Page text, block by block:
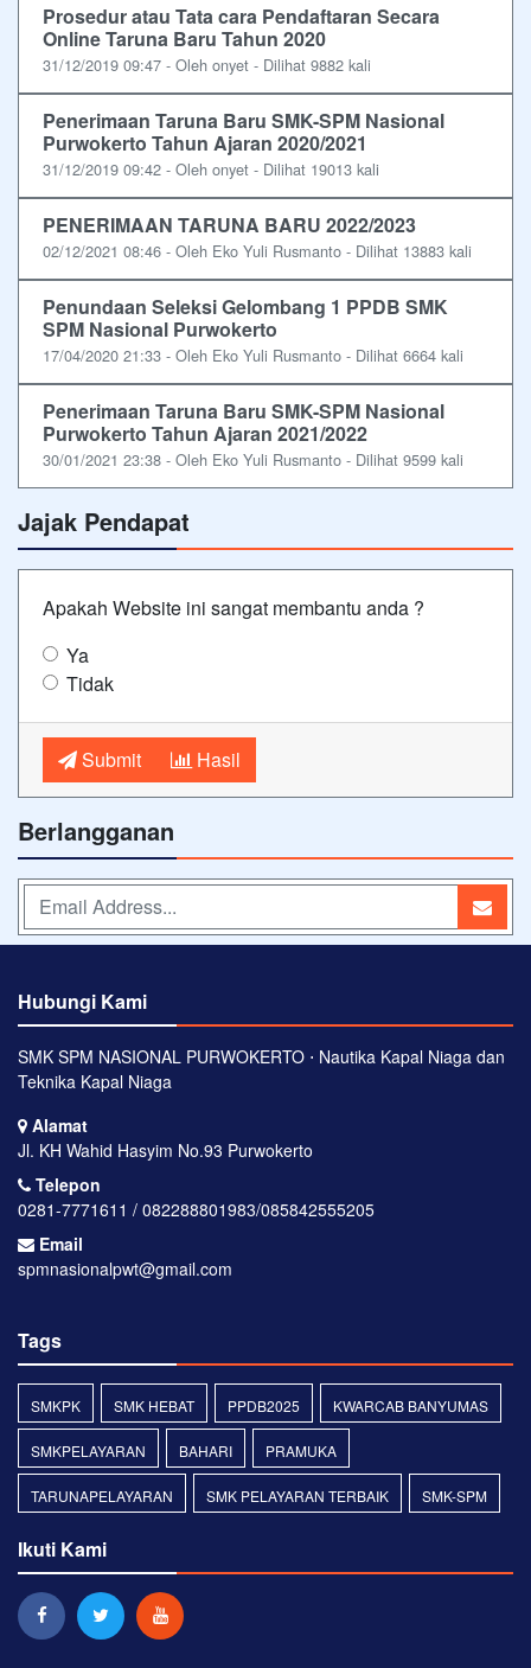
Prosedur atau Tata cara Pendaftaran Secara
Online Taruna Baru Tahun 2020
31/12/2019 09:47 - Oleh onyet - Dilihat 9882 kali
Penerimaan Taruna Baru SMK-SPM Nasional
Purwokerto Tahun Ajaran 2020/2021
31/12/2019 09:42 - Oleh onyet - Dilihat 19013 kali
PENERIMAAN TARUNA BARU 2022/2023
02/12/2021 08:46 - Oleh Eko Yuli Rusmanto - Dilihat 13883 kali
Penundaan Seleksi Gelombang 1 PPDB SMK
SPM Nasional Purwokerto
17/04/2020 21:33 - Oleh Eko Yuli Rusmanto - Dilihat 6664 kali
Penerimaan Taruna Baru SMK-SPM Nasional
Purwokerto Tahun Ajaran 2021/2022
30/01/2021 23:38 - Oleh Eko Yuli Rusmanto - Dilihat 9599 kali
Jajak Pendapat
Apakah Website ini sangat membantu anda ?
Ya
Tidak
Submit Hasil
Berlangganan
Hubungi Kami
SMK SPM NASIONAL PURWOKERTO ⋅ Nautika Kapal Niaga dan
Teknika Kapal Niaga
Alamat
Jl. KH Wahid Hasyim No.93 Purwokerto
Telepon
0281-7771611 / 082288801983/085842555205
Email
spmnasionalpwt@gmail.com
Tags
SMKPK SMK HEBAT PPDB2025 KWARCAB BANYUMAS
SMKPELAYARAN BAHARI PRAMUKA
TARUNAPELAYARAN SMK PELAYARAN TERBAIK SMK-SPM
Ikuti Kami